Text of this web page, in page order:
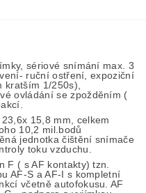
sériové snímání max. 3
ruční ostření, expoziční
kratším 1/250s),
ovládání se zpožděním (
15,8 mm, celkem
10,2 mil.bodů
jednotka čištění snímače
toku vzduchu.
F ( s AF kontakty) tzn.
AF-S a AF-I s kompletní
včetně autofokusu. AF